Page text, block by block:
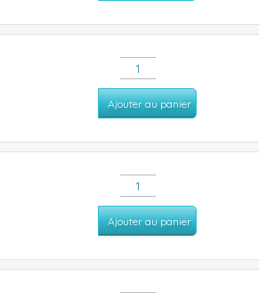
Ajouter au panier
Ajouter au panier